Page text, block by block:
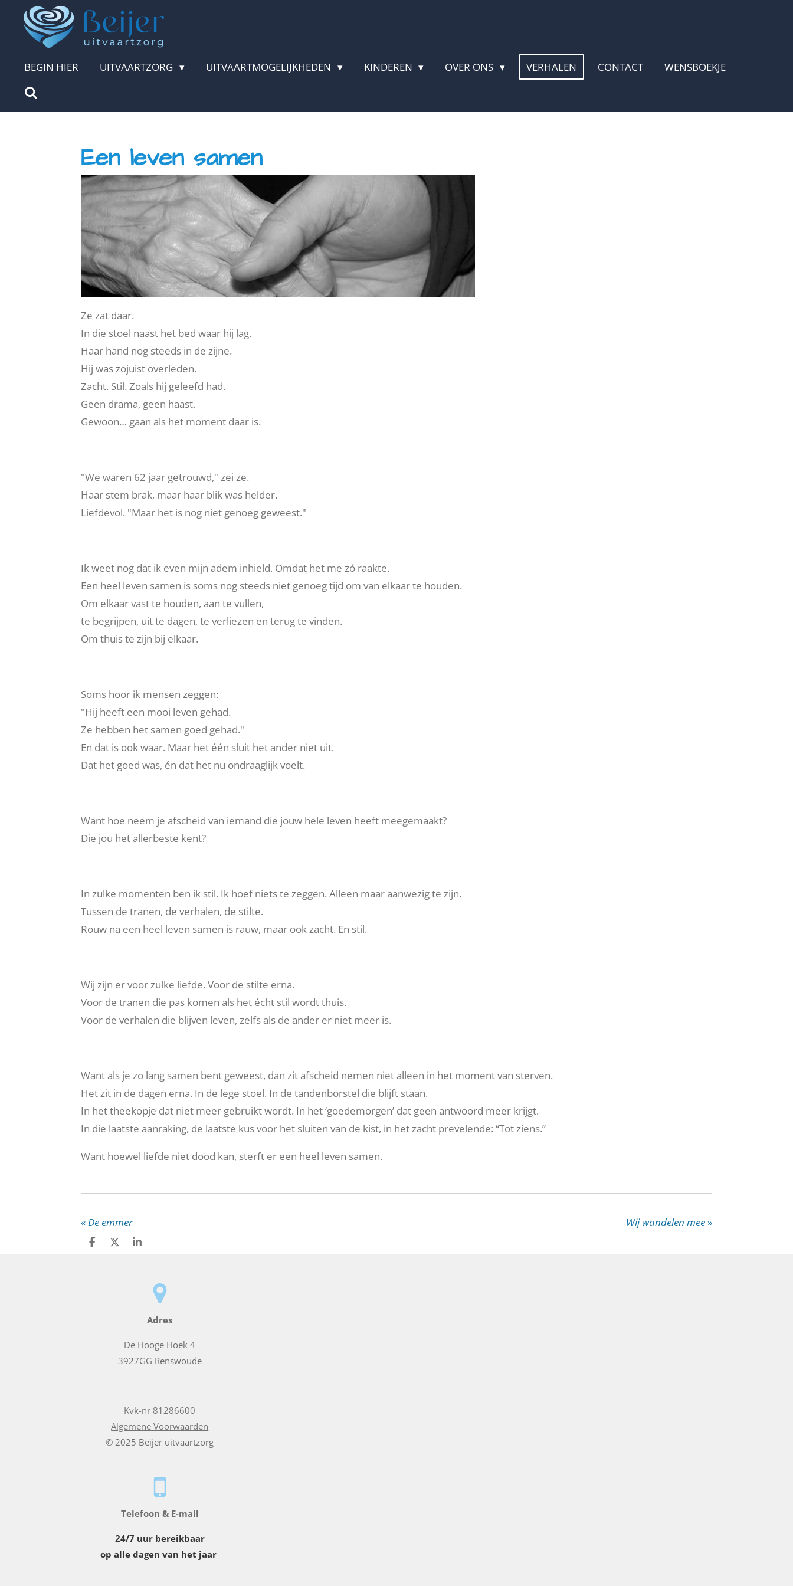
direct
hoofdinhoud
BEGIN HIER UITVAARTZORG UITVAARTMOGELIJKHEDEN KINDEREN OVER ONS VERHALEN CONTACT WENSBOEKJE
Een leven samen
Ze zat daar.
In die stoel naast het bed waar hij lag.
Haar hand nog steeds in de zijne.
Hij was zojuist overleden.
Zacht. Stil. Zoals hij geleefd had.
Geen drama, geen haast.
Gewoon… gaan als het moment daar is.
"We waren 62 jaar getrouwd," zei ze.
Haar stem brak, maar haar blik was helder.
Liefdevol. "Maar het is nog niet genoeg geweest."
Ik weet nog dat ik even mijn adem inhield. Omdat het me zó raakte.
Een heel leven samen is soms nog steeds niet genoeg tijd om van elkaar te houden.
Om elkaar vast te houden, aan te vullen,
te begrijpen, uit te dagen, te verliezen en terug te vinden.
Om thuis te zijn bij elkaar.
Soms hoor ik mensen zeggen:
"Hij heeft een mooi leven gehad.
Ze hebben het samen goed gehad."
En dat is ook waar. Maar het één sluit het ander niet uit.
Dat het goed was, én dat het nu ondraaglijk voelt.
Want hoe neem je afscheid van iemand die jouw hele leven heeft meegemaakt?
Die jou het allerbeste kent?
In zulke momenten ben ik stil. Ik hoef niets te zeggen. Alleen maar aanwezig te zijn.
Tussen de tranen, de verhalen, de stilte.
Rouw na een heel leven samen is rauw, maar ook zacht. En stil.
Wij zijn er voor zulke liefde. Voor de stilte erna.
Voor de tranen die pas komen als het écht stil wordt thuis.
Voor de verhalen die blijven leven, zelfs als de ander er niet meer is.
Want als je zo lang samen bent geweest, dan zit afscheid nemen niet alleen in het moment van sterven.
Het zit in de dagen erna. In de lege stoel. In de tandenborstel die blijft staan.
In het theekopje dat niet meer gebruikt wordt. In het ‘goedemorgen’ dat geen antwoord meer krijgt.
In die laatste aanraking, de laatste kus voor het sluiten van de kist, in het zacht prevelende: “Tot ziens.”
Want hoewel liefde niet dood kan, sterft er een heel leven samen.
«De emmer Wij wandelen mee»
D
D
S
Adres
De Hooge Hoek 4
3927GG Renswoude
Kvk-nr 81286600
Algemene Voorwaarden
© 2025 Beijer uitvaartzorg
Telefoon & E-mail
24/7 uur bereikbaar
op alle dagen van het jaar